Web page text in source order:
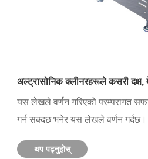
अल्ट्रासोनिक क्लीनरहरूले कसरी
यस लेखले वर्णन गरिएको परम्परागत
गर्न सक्दछ भनेर यस लेखले वर्णन गर्दछ।
थप पढ्नुहोस्